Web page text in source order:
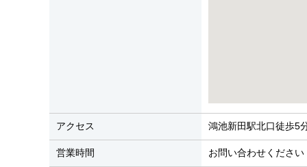
アクセス 鴻池新田駅北口徒歩5
営業時間 お問い合わせください